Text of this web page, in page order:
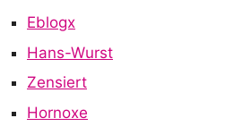
Eblogx
Hans-Wurst
Zensiert
Hornoxe